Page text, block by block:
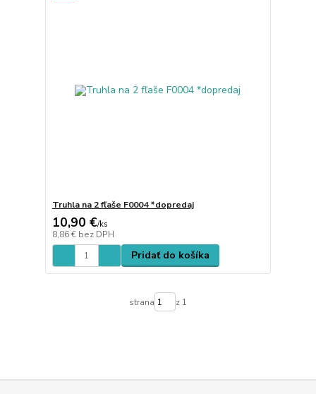
Truhla na 2 fľaše F0004 *dopredaj
10,90 €/ks
8,86 € bez DPH
Pridať do košíka
strana z 1